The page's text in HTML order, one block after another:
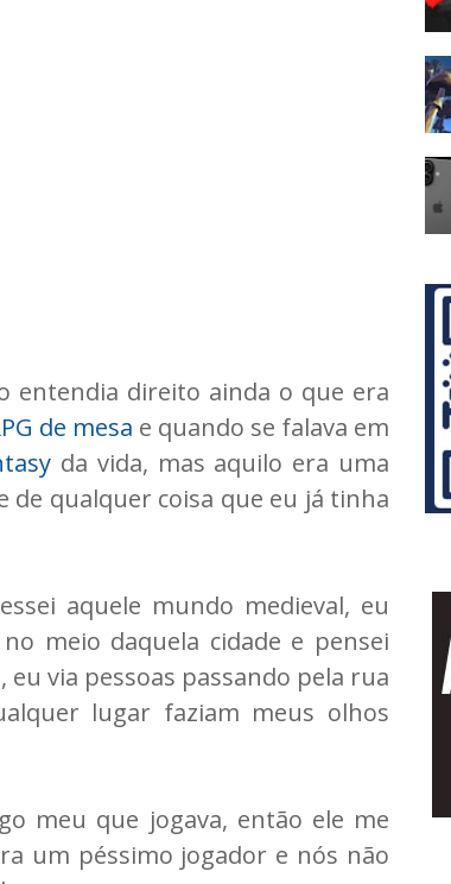
entendia direito ainda o que era
de mesa e quando se falava em
da vida, mas aquilo era uma
de qualquer coisa que eu já tinha
aquele mundo medieval, eu
meio daquela cidade e pensei
eu via pessoas passando pela rua
lugar faziam meus olhos
meu que jogava, então ele me
um péssimo jogador e nós não